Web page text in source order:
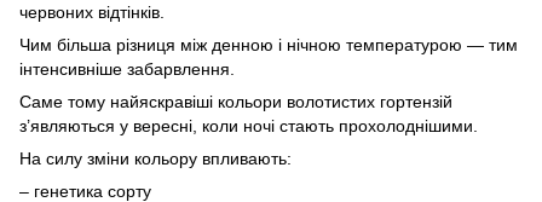
червоних відтінків.
Чим більша різниця між денною і нічною температурою — тим
інтенсивніше забарвлення.
Саме тому найяскравіші кольори волотистих гортензій
з’являються у вересні, коли ночі стають прохолоднішими.
На силу зміни кольору впливають:
– генетика сорту